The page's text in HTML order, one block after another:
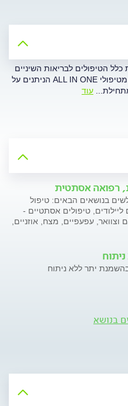
הטיפולים לבריאות השיניים
והפה. המטרה – לאפשר לכם ליהנות מטיפולי ALL IN ONE הניתנים על
עוד
רפואה אסתטית
בנושאים הבאים: טיפול
ליילודים, טיפולים אסתטיים -
עפעפיים, מצח, אוזניים,
יתר ללא ניתוח
בנושא